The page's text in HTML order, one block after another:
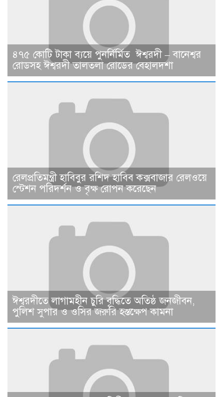
৪৭৫ কোটি টাকা ব্যয়ে পুনর্নির্মিত ঈশ্বরদী – বানেশ্বর
রোডসহ ঈশ্বরদী তালতলা রোডের বেহালদশা
রেলপ্রতিমন্ত্রী হাবিবুর রশিদ হাবিব কক্সবাজার রেলওয়ে
স্টেশন পরিদর্শন ও বৃক্ষ রোপন করেছেন
ঈশ্বরদীতে লাগামহীন চুরি বৃদ্ধিতে অতিষ্ঠ জনজীবন,
পুলিশ সুপার ও ওসির জরুরি হস্তক্ষেপ কামনা ​